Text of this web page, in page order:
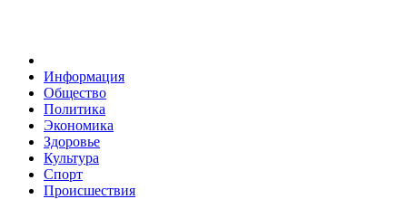
Информация
Общество
Политика
Экономика
Здоровье
Культура
Спорт
Происшествия